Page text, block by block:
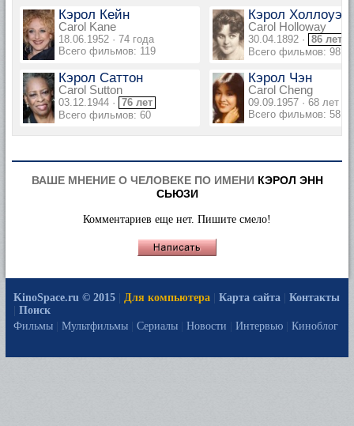
Кэрол Кейн
Carol Kane
18.06.1952 · 74 года
Всего фильмов: 119
Кэрол Холлоуэй
Carol Holloway
30.04.1892 · 86 лет
Всего фильмов: 98
Кэрол Саттон
Carol Sutton
03.12.1944 · 76 лет
Всего фильмов: 60
Кэрол Чэн
Carol Cheng
09.09.1957 · 68 лет
Всего фильмов: 58
ВАШЕ МНЕНИЕ О ЧЕЛОВЕКЕ ПО ИМЕНИ КЭРОЛ ЭНН
СЬЮЗИ
Комментариев еще нет. Пишите смело!
KinoSpace.ru © 2015 Для компьютера Карта сайта
Контакты
Поиск
Фильмы
Мультфильмы Сериалы Новости Интервью Киноблог